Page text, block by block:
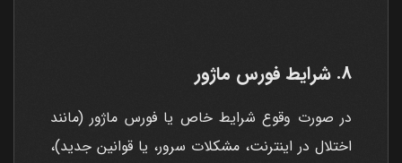
8. شرایط فورس ماژور
در صورت وقوع شرایط خاص یا فورس ماژور (مانند
اختلال در اینترنت، مشکلات سرور، یا قوانین جدید)،